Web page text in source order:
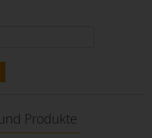
Produkte